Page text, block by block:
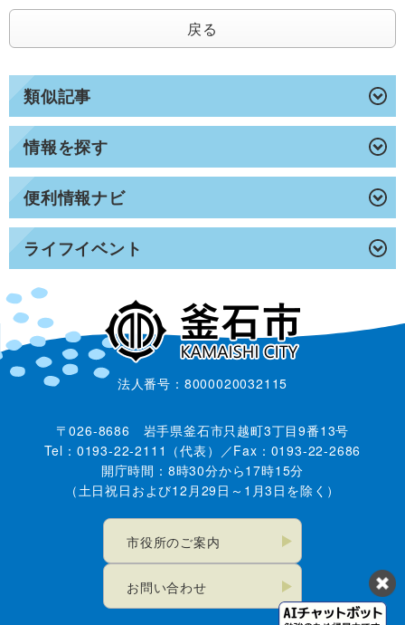
類似記事
情報を探す
便利情報ナビ
ライフイベント
戻る
法人番号：8000020032115
〒026-8686 岩手県釜石市只越町3丁目9番13号
Tel：0193-22-2111（代表）／Fax：0193-22-2686
開庁時間：8時30分から17時15分
（土日祝日および12月29日～1月3日を除く）
市役所のご案内
お問い合わせ